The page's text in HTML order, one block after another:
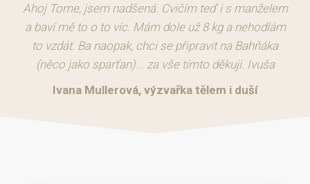
Ahoj Tome, jsem nadšená. Cvičím teď i s manželem
a baví mě to o to víc. Mám dole už 8 kg a nehodlám
to vzdát. Ba naopak, chci se připravit na Bahňáka
(něco jako sparťan)... za vše tímto děkuji. Ivuša
Ivana Mullerová, výzvařka tělem i duší